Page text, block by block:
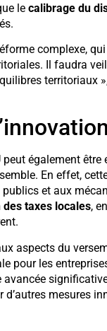
le calibrage du
complexe,
Il faudra
territoriaux
également
En effet,
et aux
taxes locales,
aspects du
pour les
avancée
mesures